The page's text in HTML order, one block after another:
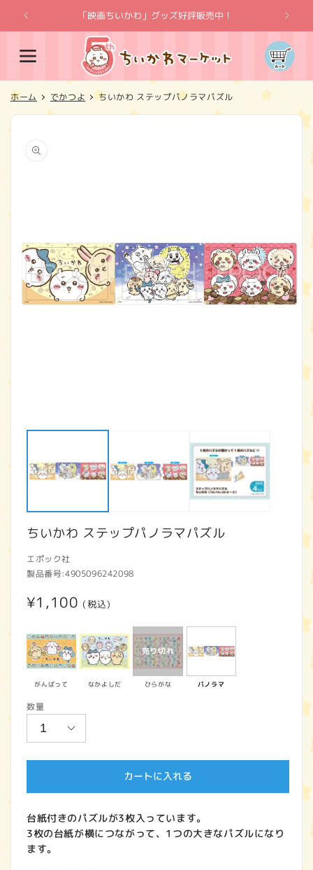
ンツに
進む
「映画ちいかわ」グッズ好評販売中！
カ
ー
ト
ホーム でかつよ ちいかわ ステップパノラマパズル
報にス
キップ
ちいかわ ステップパノラマパズル
エポック社
製品番号:4905096242098
通
価
格
¥1,100 (税込)
がんばって なかよしだ ひらがな パノラマ
数量
カートに入れる
台紙付きのパズルが3枚入っています。
3枚の台紙が横につながって、1つの大きなパズルになり
ます。